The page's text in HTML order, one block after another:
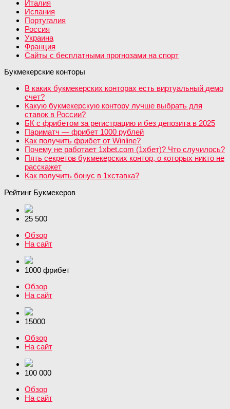
Италия
Испания
Португалия
Россия
Украина
Франция
Сайты с бесплатными прогнозами на спорт
Букмекерские конторы
В каких букмекерских конторах есть виртуальный демо
счет?
Какую букмекерскую контору лучше выбрать для
ставок в России?
БК с фрибетом за регистрацию и без депозита в 2025
Париматч — фрибет 1000 рублей
Как получить фрибет от Winline?
Почему не работает 1xbet.com (1хбет)? Что случилось?
Пять секретов букмекерских контор, о которых никто не
расскажет
Как получить бонус в 1хставка?
Рейтинг Букмекеров
25 500
Обзор
На сайт
1000 фрибет
Обзор
На сайт
15000
Обзор
На сайт
100 000
Обзор
На сайт